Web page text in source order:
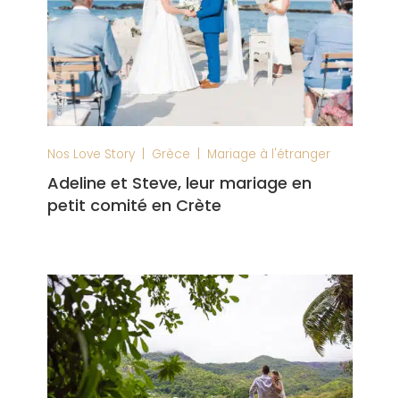
Nos Love Story Grèce Mariage à l'étranger
Adeline et Steve, leur mariage en
petit comité en Crète